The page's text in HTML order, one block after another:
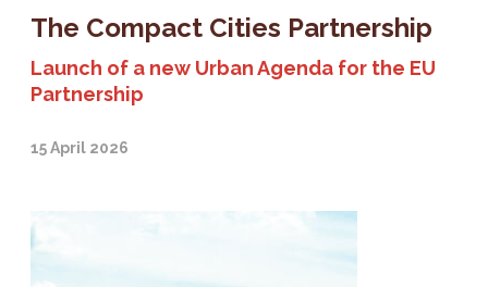
The Compact Cities Partnership
Launch of a new Urban Agenda for the EU
Partnership
15 April 2026